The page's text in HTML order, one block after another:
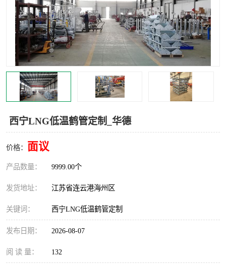
西宁LNG低温鹤管定制_华德
价格： 面议
产品数量： 9999.00个
发货地址： 江苏省连云港海州区
关键词： 西宁LNG低温鹤管定制
发布日期： 2026-08-07
阅 读 量： 132
紧急脱离干式接头 火车鹤管
汽车鹤管 顶部鹤管
底部鹤管 低温鹤管
浮动出油装置 鹤管